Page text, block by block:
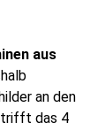
aus
an den
das 4